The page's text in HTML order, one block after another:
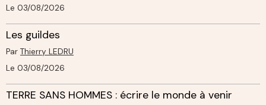
Le 03/08/2026
Les guildes
Par Thierry LEDRU
Le 03/08/2026
TERRE SANS HOMMES : écrire le monde à venir